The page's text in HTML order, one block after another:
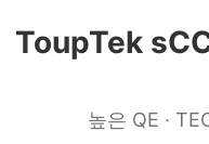
ToupTek
높은 QE ·